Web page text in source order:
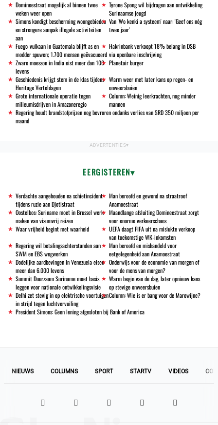
Domineestraat mogelijk al binnen twee
weken weer open
Tyrone Spong wil bijdragen aan ontwikkeling
Surinaamse jeugd
Simons kondigt bescherming woongebieden
en strengere aanpak illegale activiteiten
aan
Van 'Wo kenki a systeem' naar: 'Geef ons nóg
twee jaar'
Fuego-vulkaan in Guatemala blijft as en
modder spuwen; 1.700 mensen geëvacueerd
Hakrinbank verkoopt 18% belang in DSB
via openbare inschrijving
Zware moesson in India eist meer dan 100
levens
Planetair burger
Geschiedenis krijgt stem in de klas tijdens
Heritage Verteldagen
Warm weer met later kans op regen- en
onweersbuien
Grote internationale operatie tegen
milieumisdrijven in Amazoneregio
Column: Weinig leerkrachten, nog minder
mannen
Regering houdt brandstofprijzen nog bevroren ondanks verlies van SRD 350 miljoen per
maand
EERGISTEREN
Verdachte aangehouden na schietincident
tijdens ruzie aan Djotistraat
Man beroofd en gewond na straatroof
Anamoestraat
Oostelbos: Suriname moet in Brussel werk
maken van visumvrij reizen
Maandlange afsluiting Domineestraat zorgt
voor enorme verkeerschaos
Waar vrijheid begint met waarheid
UEFA daagt FIFA uit na mislukte verkoop
van toekomstige WK-inkomsten
Regering wil betalingsachterstanden aan
SWM en EBS wegwerken
Man beroofd en mishandeld voor
eetgelegenheid aan Anamoestraat
Dodelijke aardbevingen in Venezuela eisen
meer dan 6.000 levens
Onderwijs voor de economie van morgen of
voor de mens van morgen?
Summit Duurzaam Suriname moet basis
leggen voor nationale ontwikkelingsvisie
Warm begin van de dag, later opnieuw kans
op stevige onweersbuien
Delhi zet stevig in op elektrische voertuigen
in strijd tegen luchtvervuiling
Column: Wie is er bang voor de Marowijne?
President Simons: Geen lening afgesloten bij Bank of America
NIEUWS COLUMNS SPORT STARTV VIDEOS